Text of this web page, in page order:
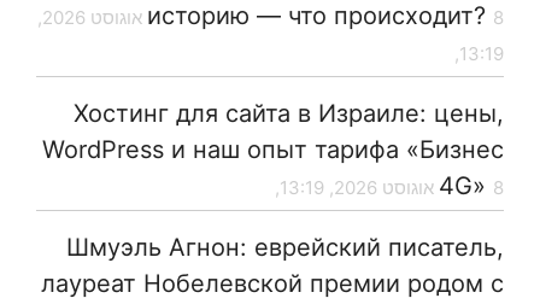
историю — что происходит?
8 אוגוסט 2026,
13:19,
Хостинг для сайта в Израиле: цены,
WordPress и наш опыт тарифа «Бизнес
4G» 8 אוגוסט 2026, 13:19,
Шмуэль Агнон: еврейский писатель,
лауреат Нобелевской премии родом с